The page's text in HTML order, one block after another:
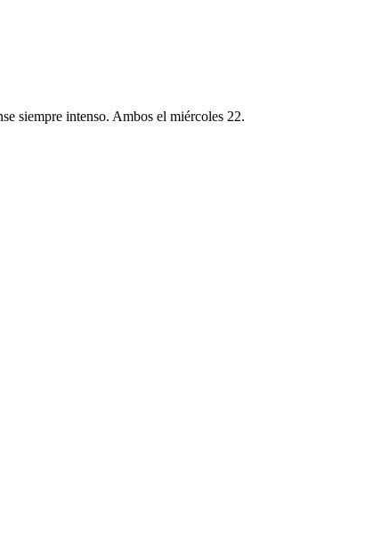
siempre intenso. Ambos el miércoles 22.